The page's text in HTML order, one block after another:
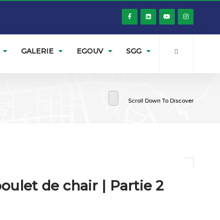
GALERIE EGOUV SGG
Scroll Down To Discover
de chair | Partie 2